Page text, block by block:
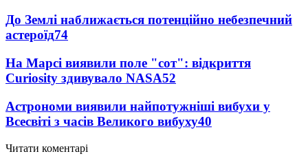
До Землі наближається потенційно небезпечний
астероїд74
На Марсі виявили поле "сот": відкриття
Curiosity здивувало NASA52
Астрономи виявили найпотужніші вибухи у
Всесвіті з часів Великого вибуху40
Читати коментарі